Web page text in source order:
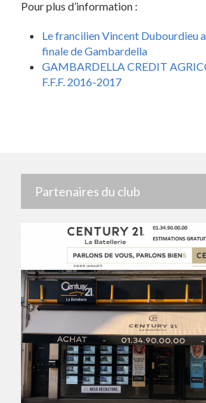
Pour plus d’information :
Le francilien Vincent Dubourdieu
finale de Gambardella
GAMBARDELLA CREDIT
F.F.F. 2016-2017
Partenaires du club